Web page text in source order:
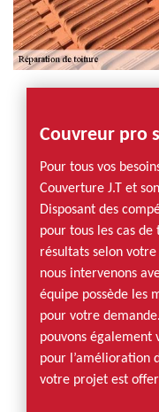
Couvreur pro
Pour tous vos
Couverture J.T et
Disposant des
pour tous les cas
résultats selon
nous intervenons
équipe possède les
pour votre
pouvons également
pour l’amélioration
votre projet est